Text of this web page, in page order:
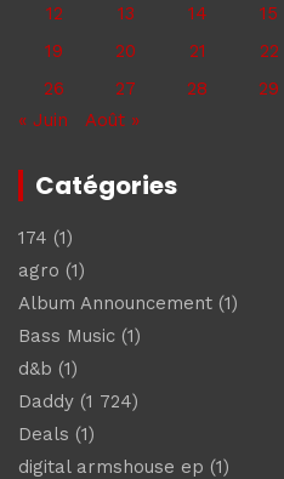
12
13 14 15
19
20 21 22
26
27 28 29
« Juin
Août »
Catégories
174 (1)
agro (1)
Album Announcement (1)
Bass Music (1)
d&b (1)
Daddy (1 724)
Deals (1)
digital armshouse ep (1)